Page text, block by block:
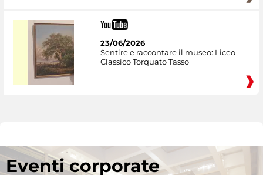
23/06/2026
Sentire e raccontare il museo: Liceo
Classico Torquato Tasso
Eventi corporate